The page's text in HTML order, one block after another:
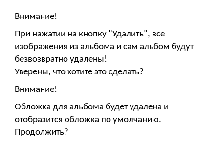
Внимание!
При нажатии на кнопку "Удалить", все
изображения из альбома и сам альбом будут
безвозвратно удалены!
Уверены, что хотите это сделать?
Внимание!
Обложка для альбома будет удалена и
отобразится обложка по умолчанию.
Продолжить?